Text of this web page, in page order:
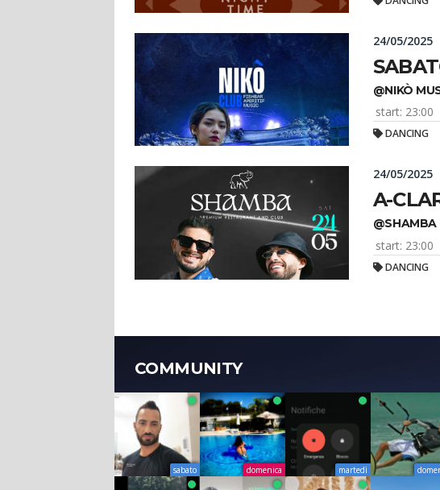
24/05/2025
@NIKÒ
start: 23:00
DANCING
24/05/2025
A-
start: 23:00
DANCING
COMMUNITY
sabato domenica martedì